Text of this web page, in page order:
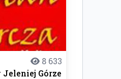
8 633
Górze